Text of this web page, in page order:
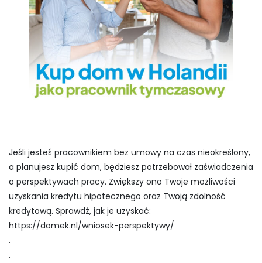
Jeśli jesteś pracownikiem bez umowy na czas nieokreślony,
a planujesz kupić dom, będziesz potrzebował zaświadczenia
o perspektywach pracy. Zwiększy ono Twoje możliwości
uzyskania kredytu hipotecznego oraz Twoją zdolność
kredytową. Sprawdź, jak je uzyskać:
https://domek.nl/wniosek-perspektywy/
.
.